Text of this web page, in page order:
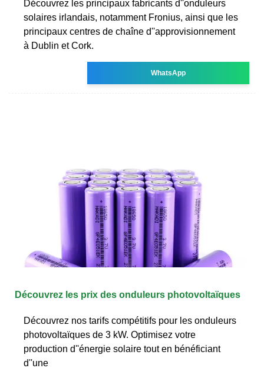
Découvrez les principaux fabricants d''onduleurs
solaires irlandais, notamment Fronius, ainsi que les
principaux centres de chaîne d''approvisionnement
à Dublin et Cork.
WhatsApp
Découvrez les prix des onduleurs photovoltaïques
Découvrez nos tarifs compétitifs pour les onduleurs
photovoltaïques de 3 kW. Optimisez votre
production d''énergie solaire tout en bénéficiant
d''une